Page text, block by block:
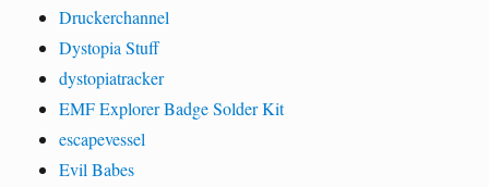
Druckerchannel
Dystopia Stuff
dystopiatracker
EMF Explorer Badge Solder Kit
escapevessel
Evil Babes